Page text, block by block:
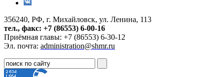
356240, РФ, г. Михайловск, ул. Ленина, 113
тел., факс: +7 (86553) 6-00-16
Приёмная главы: +7 (86553) 6-30-12
Эл. почта: administration@shmr.ru